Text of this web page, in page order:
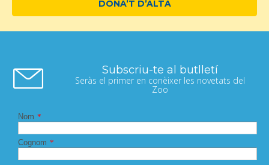
DONA’T D’ALTA
Subscriu-te al butlletí
Seràs el primer en conèixer les novetats del
Zoo